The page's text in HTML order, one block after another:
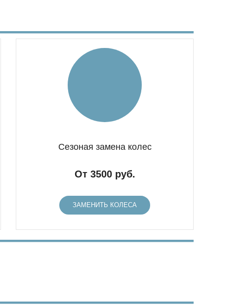
Сезоная замена колес
От 3500 руб.
ЗАМЕНИТЬ КОЛЕСА